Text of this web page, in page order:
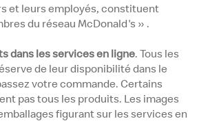
et leurs employés, constituent
du réseau McDonald's » .
dans les services en ligne. Tous les
de leur disponibilité dans le
votre commande. Certains
pas tous les produits. Les images
figurant sur les services en